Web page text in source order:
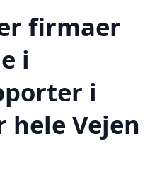
firmaer
i
i
hele Vejen